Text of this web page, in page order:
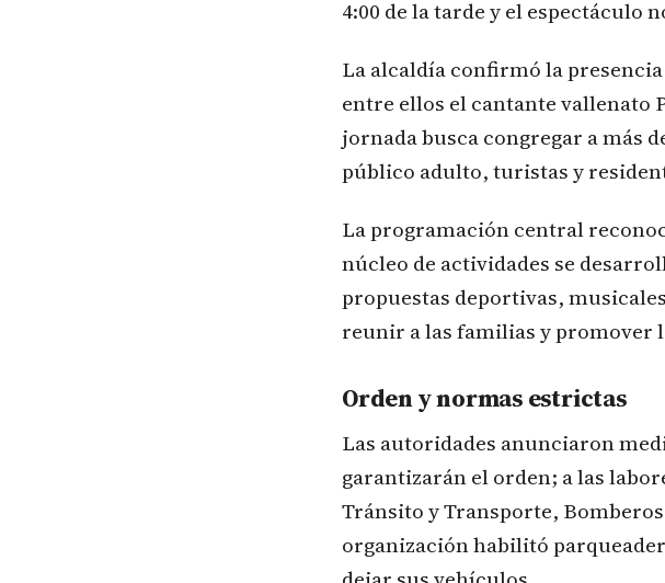
4:00 de la tarde y el espectáculo
La alcaldía confirmó la
entre ellos el cantante vallenato
jornada busca congregar a más
público adulto, turistas y
La programación central
núcleo de actividades se
propuestas deportivas,
reunir a las familias y promover
Orden y normas estrictas
Las autoridades anunciaron
garantizarán el orden; a las
Tránsito y Transporte,
organización habilitó